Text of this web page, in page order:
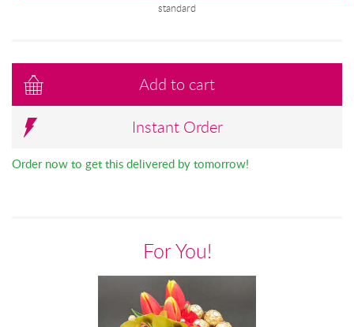
standard
Add to cart
Instant Order
Order now to get this delivered by tomorrow!
For You!